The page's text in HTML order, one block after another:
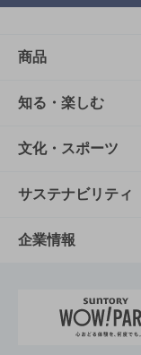
商品
商品TOP
商品一覧
商品発売情報
栄養成分一覧
知る・楽しむ
知る・楽しむ
キャンペーン
工場見学
地域情報
文化・スポーツ
文化・スポーツ
サントリーホー
サントリーサン
サステナビリティ
サステナビリテ
サントリーが
企業情報
企業概要